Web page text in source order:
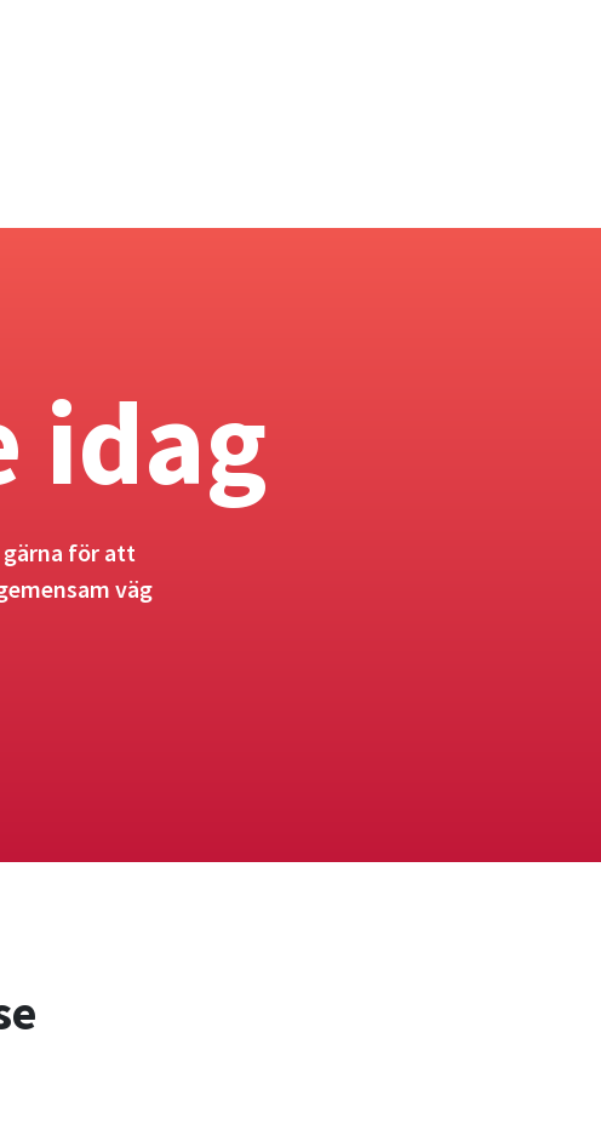
idag
gärna för att
väg